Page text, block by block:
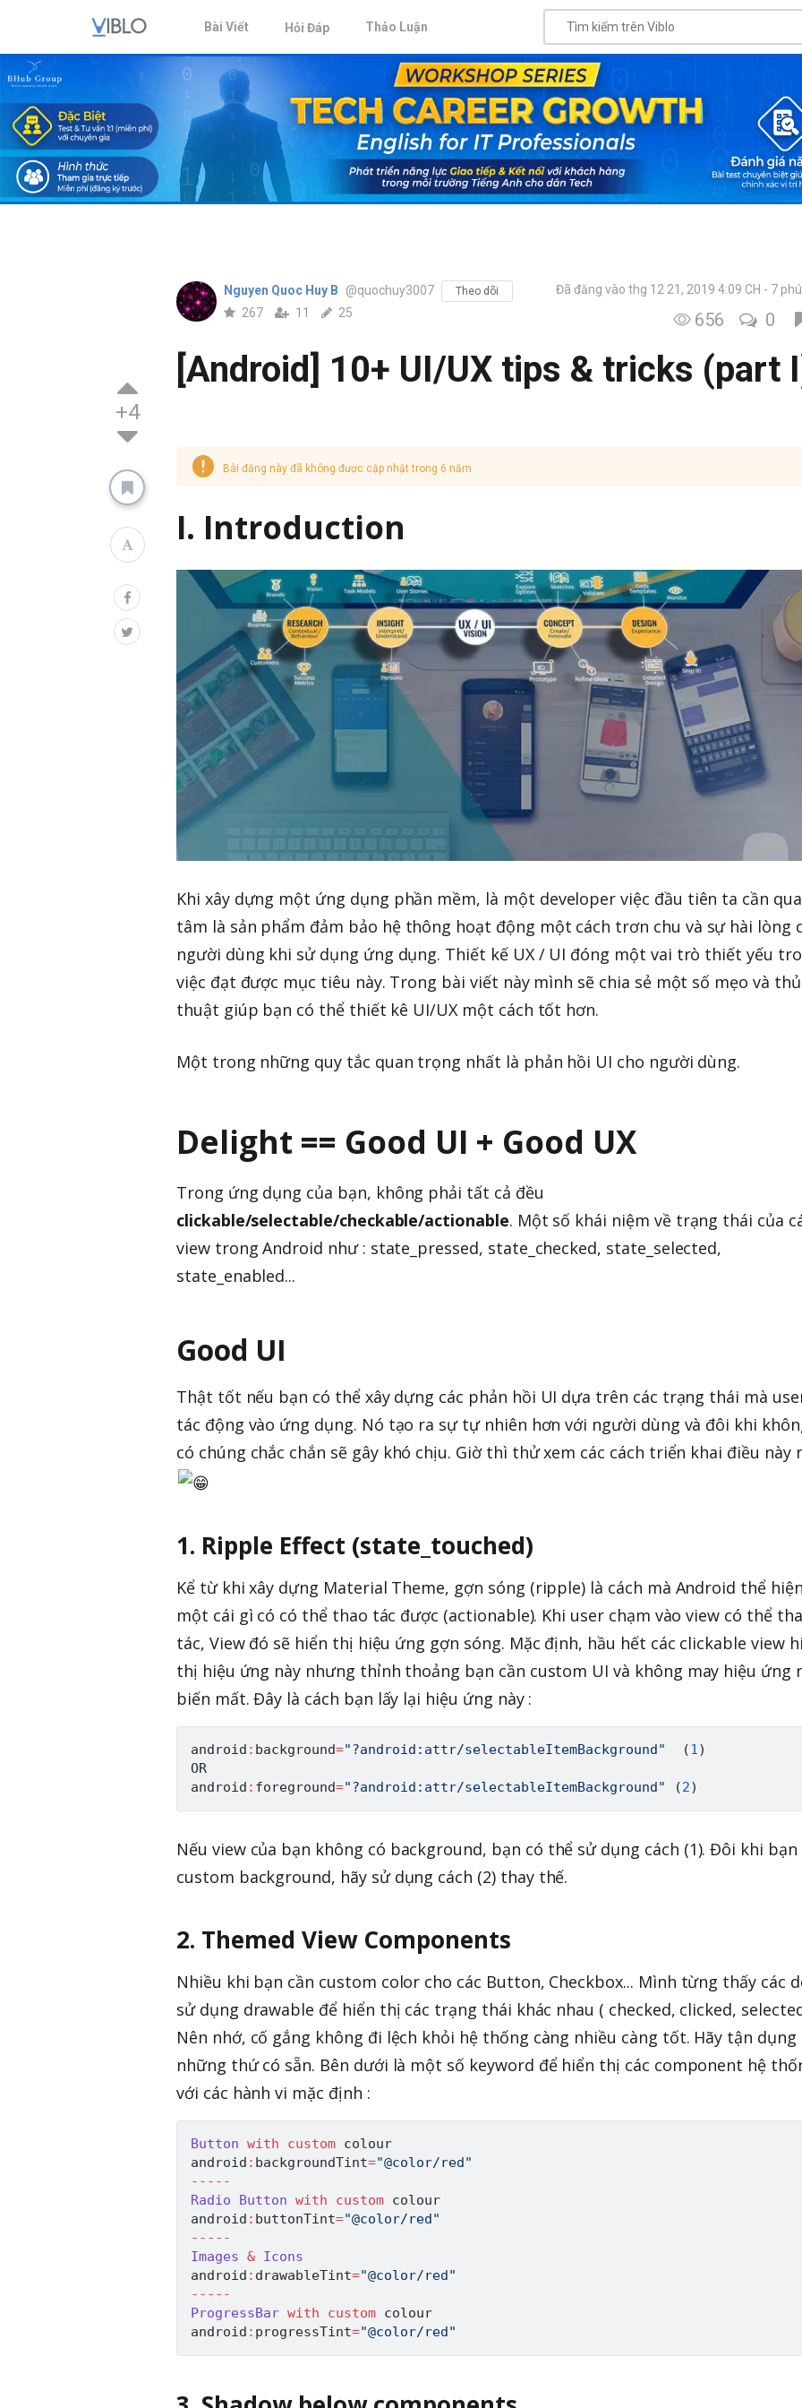
Bài Viết Hỏi Đáp Thảo Luận
+4
Nguyen Quoc Huy B @quochuy3007 Theo dõi
267 11 25
Đã đăng vào thg 12 21, 2019 4:09 CH 7
656 0
[Android] 10+ UI/UX tips & tricks (part
Bài đăng này đã không được cập nhật trong 6 năm
I. Introduction
Khi xây dựng một ứng dụng phần mềm, là một developer việc đầu tiên ta cần
tâm là sản phẩm đảm bảo hệ thông hoạt động một cách trơn chu và sự hài lòng
người dùng khi sử dụng ứng dụng. Thiết kế UX / UI đóng một vai trò thiết yếu
việc đạt được mục tiêu này. Trong bài viết này mình sẽ chia sẻ một số mẹo và thủ
thuật giúp bạn có thể thiết kê UI/UX một cách tốt hơn.
Một trong những quy tắc quan trọng nhất là phản hồi UI cho người dùng.
Delight == Good UI + Good UX
Trong ứng dụng của bạn, không phải tất cả đều
clickable/selectable/checkable/actionable. Một số khái niệm về trạng thái của
view trong Android như : state_pressed, state_checked, state_selected,
state_enabled...
Good UI
Thật tốt nếu bạn có thể xây dựng các phản hồi UI dựa trên các trạng thái mà
tác động vào ứng dụng. Nó tạo ra sự tự nhiên hơn với người dùng và đôi khi
có chúng chắc chắn sẽ gây khó chịu. Giờ thì thử xem các cách triển khai điều này
1. Ripple Effect (state_touched)
Kể từ khi xây dựng Material Theme, gợn sóng (ripple) là cách mà Android thể hiện
một cái gì có có thể thao tác được (actionable). Khi user chạm vào view có thể
tác, View đó sẽ hiển thị hiệu ứng gợn sóng. Mặc định, hầu hết các clickable view
thị hiệu ứng này nhưng thỉnh thoảng bạn cần custom UI và không may hiệu ứng
biến mất. Đây là cách bạn lấy lại hiệu ứng này :
android : background="?android:attr/selectableItemBackground" (1)
OR
android : foreground="?android:attr/selectableItemBackground" (2)
Nếu view của bạn không có background, bạn có thể sử dụng cách (1). Đôi khi bạn
custom background, hãy sử dụng cách (2) thay thế.
2. Themed View Components
Nhiều khi bạn cần custom color cho các Button, Checkbox... Mình từng thấy các
sử dụng drawable để hiển thị các trạng thái khác nhau ( checked, clicked,
Nên nhớ, cố gắng không đi lệch khỏi hệ thống càng nhiều càng tốt. Hãy tận dụng
những thứ có sẵn. Bên dưới là một số keyword để hiển thị các component hệ
với các hành vi mặc định :
Button with custom colour
android : backgroundTint="@color/red"
-- -- -
Radio
Button with custom colour
android : buttonTint="@color/red"
-- -- -
Images & Icons
android : drawableTint="@color/red"
-- -- -
ProgressBar with custom colour
android : progressTint="@color/red"